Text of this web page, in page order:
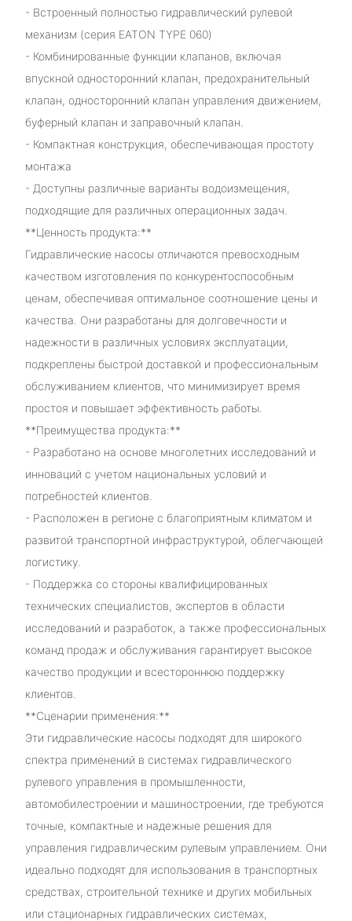
- Встроенный полностью гидравлический рулевой
механизм (серия EATON TYPE 060)
- Комбинированные функции клапанов, включая
впускной односторонний клапан, предохранительный
клапан, односторонний клапан управления движением,
буферный клапан и заправочный клапан.
- Компактная конструкция, обеспечивающая простоту
монтажа
- Доступны различные варианты водоизмещения,
подходящие для различных операционных задач.
**Ценность продукта:**
Гидравлические насосы отличаются превосходным
качеством изготовления по конкурентоспособным
ценам, обеспечивая оптимальное соотношение цены и
качества. Они разработаны для долговечности и
надежности в различных условиях эксплуатации,
подкреплены быстрой доставкой и профессиональным
обслуживанием клиентов, что минимизирует время
простоя и повышает эффективность работы.
**Преимущества продукта:**
- Разработано на основе многолетних исследований и
инноваций с учетом национальных условий и
потребностей клиентов.
- Расположен в регионе с благоприятным климатом и
развитой транспортной инфраструктурой, облегчающей
логистику.
- Поддержка со стороны квалифицированных
технических специалистов, экспертов в области
исследований и разработок, а также профессиональных
команд продаж и обслуживания гарантирует высокое
качество продукции и всестороннюю поддержку
клиентов.
**Сценарии применения:**
Эти гидравлические насосы подходят для широкого
спектра применений в системах гидравлического
рулевого управления в промышленности,
автомобилестроении и машиностроении, где требуются
точные, компактные и надежные решения для
управления гидравлическим рулевым управлением. Они
идеально подходят для использования в транспортных
средствах, строительной технике и других мобильных
или стационарных гидравлических системах,